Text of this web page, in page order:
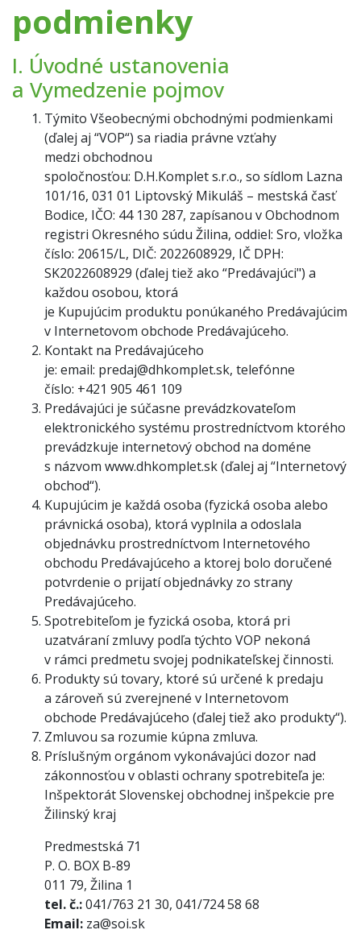
podmienky
I. Úvodné ustanovenia
a Vymedzenie pojmov
Týmito Všeobecnými obchodnými podmienkami
(ďalej aj “VOP“) sa riadia právne vzťahy
medzi obchodnou
spoločnosťou: D.H.Komplet s.r.o., so sídlom Lazna
101/16, 031 01 Liptovský Mikuláš – mestská časť
Bodice, IČO: 44 130 287, zapísanou v Obchodnom
registri Okresného súdu Žilina, oddiel: Sro, vložka
číslo: 20615/L, DIČ: 2022608929, IČ DPH:
SK2022608929 (ďalej tiež ako “Predávajúci") a
každou osobou, ktorá
je Kupujúcim produktu ponúkaného Predávajúcim
v Internetovom obchode Predávajúceho.
Kontakt na Predávajúceho
je: email: predaj@dhkomplet.sk, telefónne
číslo: +421 905 461 109
Predávajúci je súčasne prevádzkovateľom
elektronického systému prostredníctvom ktorého
prevádzkuje internetový obchod na doméne
s názvom www.dhkomplet.sk (ďalej aj “Internetový
obchod“).
Kupujúcim je každá osoba (fyzická osoba alebo
právnická osoba), ktorá vyplnila a odoslala
objednávku prostredníctvom Internetového
obchodu Predávajúceho a ktorej bolo doručené
potvrdenie o prijatí objednávky zo strany
Predávajúceho.
Spotrebiteľom je fyzická osoba, ktorá pri
uzatváraní zmluvy podľa týchto VOP nekoná
v rámci predmetu svojej podnikateľskej činnosti.
Produkty sú tovary, ktoré sú určené k predaju
a zároveň sú zverejnené v Internetovom
obchode Predávajúceho (ďalej tiež ako produkty“).
Zmluvou sa rozumie kúpna zmluva.
Príslušným orgánom vykonávajúci dozor nad
zákonnosťou v oblasti ochrany spotrebiteľa je:
Inšpektorát Slovenskej obchodnej inšpekcie pre
Žilinský kraj
Predmestská 71
P. O. BOX B-89
011 79, Žilina 1
tel. č.:041/763 21 30, 041/724 58 68
Email: za@soi.sk